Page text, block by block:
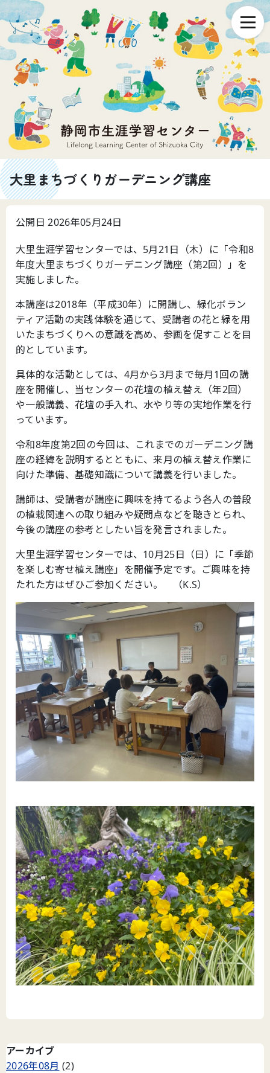
大里まちづくりガーデニング講座
公開日 2026年05月24日
大里生涯学習センターでは、5月21日（木）に「令和8
年度大里まちづくりガーデニング講座（第2回）」を
実施しました。
本講座は2018年（平成30年）に開講し、緑化ボラン
ティア活動の実践体験を通じて、受講者の花と緑を用
いたまちづくりへの意識を高め、参画を促すことを目
的としています。
具体的な活動としては、4月から3月まで毎月1回の講
座を開催し、当センターの花壇の植え替え（年2回）
や一般講義、花壇の手入れ、水やり等の実地作業を行
っています。
令和8年度第2回の今回は、これまでのガーデニング講
座の経緯を説明するとともに、来月の植え替え作業に
向けた準備、基礎知識について講義を行いました。
講師は、受講者が講座に興味を持てるよう各人の普段
の植栽関連への取り組みや疑問点などを聴きとられ、
今後の講座の参考としたい旨を発言されました。
大里生涯学習センターでは、10月25日（日）に「季節
を楽しむ寄せ植え講座」を開催予定です。ご興味を持
たれた方はぜひご参加ください。 （K.S）
アーカイブ
2026年08月 (2)